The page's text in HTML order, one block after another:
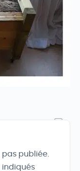
publiée.
indiqués